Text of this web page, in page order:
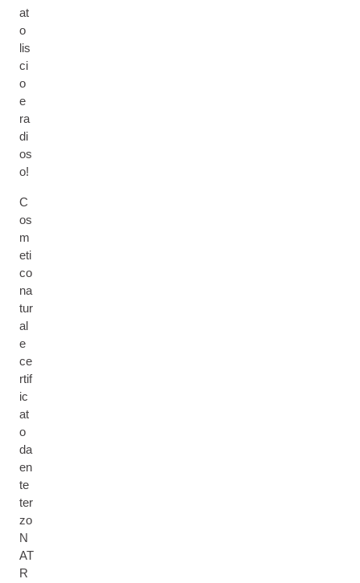
at
o
lis
ci
o
e
ra
di
os
o!
C
os
m
eti
co
na
tur
al
e
ce
rtif
ic
at
o
da
en
te
ter
zo
N
AT
R